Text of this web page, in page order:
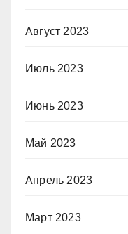
Август 2023
Июль 2023
Июнь 2023
Май 2023
Апрель 2023
Март 2023